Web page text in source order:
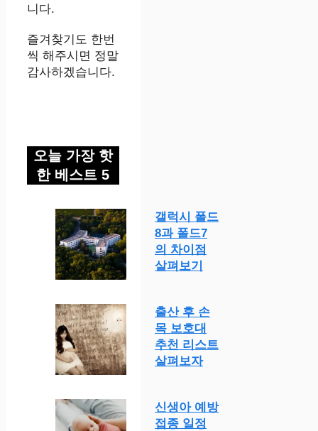
니다.
즐겨찾기도 한번
씩 해주시면 정말
감사하겠습니다.
오늘 가장 핫
한 베스트 5
갤럭시 폴드
8과 폴드7
의 차이점
살펴보기
출산 후 손
목 보호대
추천 리스트
살펴보자
신생아 예방
접종 일정